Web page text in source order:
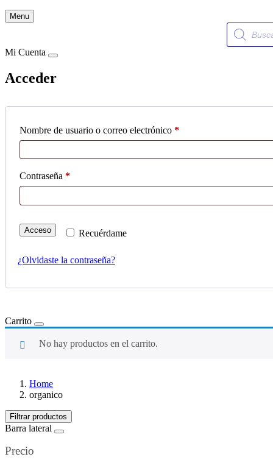
Menu
Búsqueda
de
productos
Mi Cuenta
Acceder
Nombre de usuario o correo electrónico *Obligatorio
Contraseña *Obligatorio
Recuérdame
Acceso
¿Olvidaste la contraseña?
Carrito
No hay productos en el carrito.
Home
organico
Filtrar productos
Barra lateral
Precio